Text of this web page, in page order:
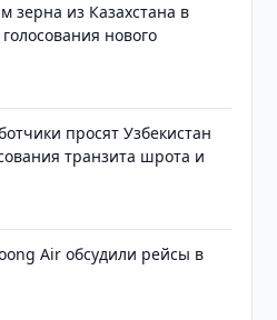
зерна из Казахстана в
нового
просят Узбекистан
транзита шрота и
Air обсудили рейсы в